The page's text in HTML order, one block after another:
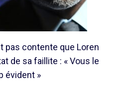
pas contente que Loren
de sa faillite : « Vous le
évident »